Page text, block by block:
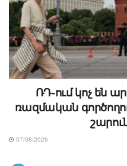
ՌԴ-ում կոչ են
ռազմական
07/08/2026